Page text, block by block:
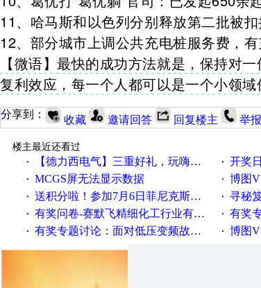
11、哈马斯和以色列分别释放第二批被扣
12、部分城市上调公共充电桩服务费，
【微语】最快的成功方法就是，保持对
复利效应 ，每一个人都可以是一个小领
分享到： 收藏 邀请回答 回复楼主 举报
楼主最近还看过
·
【德力西电气】三重好礼，玩嗨夏日！ · 开奖日
· MCGS屏无法显示数据 · 博图V13
· 送积分啦！参加7月6日菲尼克斯在线研讨会即得 · 寻秘
· 有奖问卷-赛默飞精细化工行业有奖调查来袭！ · 有奖专题
· 有奖专题讨论：面对低压变频故障，老手是这样解决的！ · 博图